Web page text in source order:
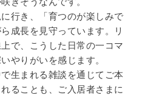
行き、「育つのが楽しみで
成長を見守っています。リ
で、こうした日常の一コマ
やりがいを感じます。
生まれる雑談を通じてご本
ることも、ご入居者さまに